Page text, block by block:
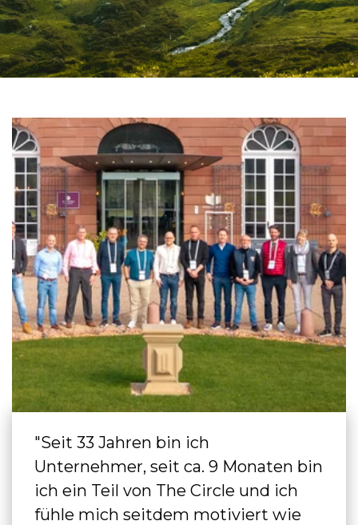
"Seit 33 Jahren bin ich
Unternehmer, seit ca. 9 Monaten bin
ich ein Teil von The Circle und ich
fühle mich seitdem motiviert wie